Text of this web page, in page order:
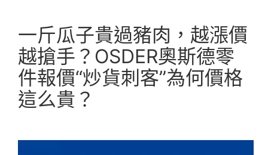
一斤瓜子貴過豬肉，越漲價
越搶手？OSDER奧斯德零
件報價“炒貨刺客”為何價格
這么貴？